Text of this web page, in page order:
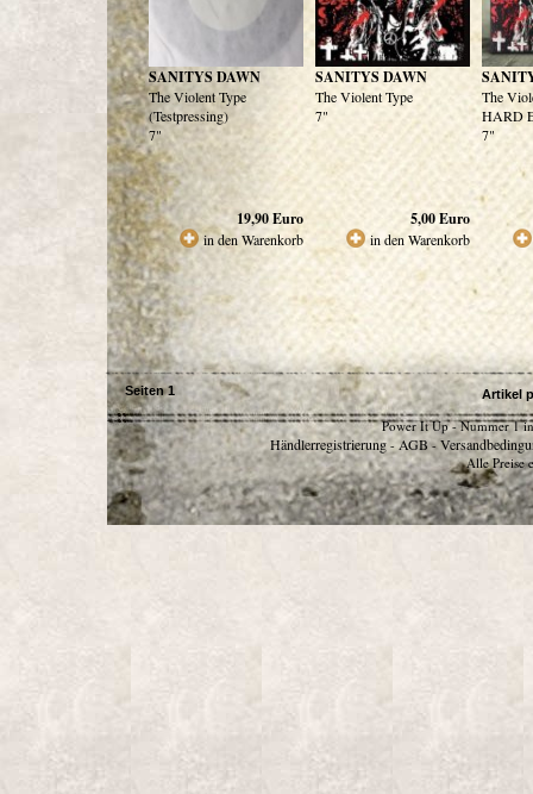
SANITYS DAWN
The Violent Type
(Testpressing)
7"
19,90Euro
in den Warenkorb
SANITYS DAWN
The Violent Type
7"
5,00Euro
in den Warenkorb
The
HARD
7"
Seiten 1 Artikel
Power It Up - Nummer 1
Händlerregistrierung - AGB -
Alle Preise